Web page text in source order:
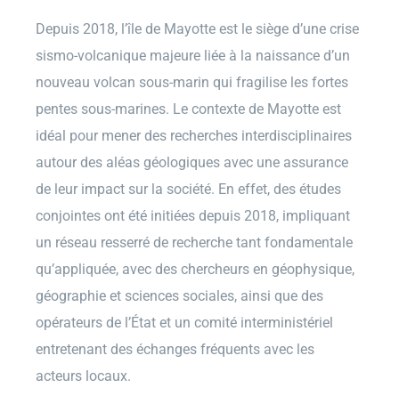
Depuis 2018, l’île de Mayotte est le siège d’une crise
sismo-volcanique majeure liée à la naissance d’un
nouveau volcan sous-marin qui fragilise les fortes
pentes sous-marines. Le contexte de Mayotte est
idéal pour mener des recherches interdisciplinaires
autour des aléas géologiques avec une assurance
de leur impact sur la société. En effet, des études
conjointes ont été initiées depuis 2018, impliquant
un réseau resserré de recherche tant fondamentale
qu’appliquée, avec des chercheurs en géophysique,
géographie et sciences sociales, ainsi que des
opérateurs de l’État et un comité interministériel
entretenant des échanges fréquents avec les
acteurs locaux.